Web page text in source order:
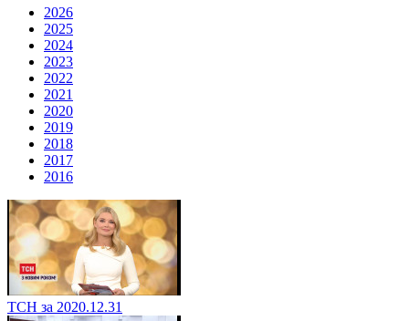
2026
2025
2024
2023
2022
2021
2020
2019
2018
2017
2016
ТСН за 2020.12.31